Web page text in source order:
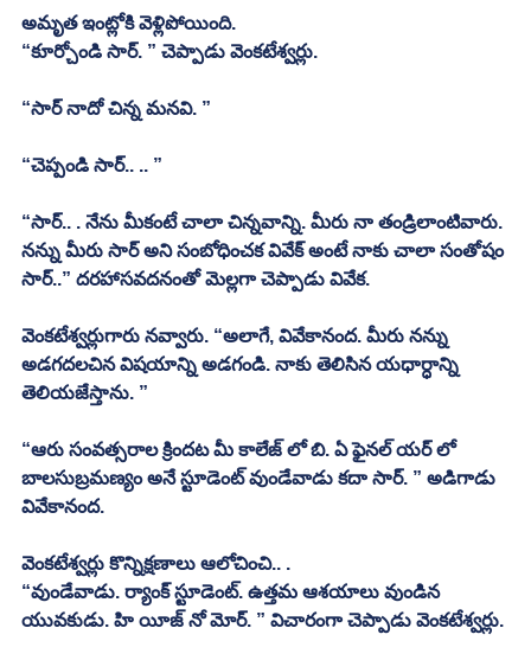
అమృత ఇంట్లోకి వెళ్లిపోయింది.
“కూర్చోండి సార్. ” చెప్పాడు వెంకటేశ్వర్లు.
“సార్ నాదో చిన్న మనవి. ”
“చెప్పండి సార్.. .. ”
“సార్.. . నేను మీకంటే చాలా చిన్నవాన్ని. మీరు నా తండ్రిలాంటివారు.
నన్ను మీరు సార్ అని సంబోధించక వివేక్ అంటే నాకు చాలా సంతోషం
సార్..” దరహాసవదనంతో మెల్లగా చెప్పాడు వివేక.
వెంకటేశ్వర్లుగారు నవ్వారు. “అలాగే, వివేకానంద. మీరు నన్ను
అడగదలచిన విషయాన్ని అడగండి. నాకు తెలిసిన యధార్ధాన్ని
తెలియజేస్తాను. ”
“ఆరు సంవత్సరాల క్రిందట మీ కాలేజ్ లో బి. ఏ ఫైనల్ యర్ లో
బాలసుబ్రమణ్యం అనే స్టూడెంట్ వుండేవాడు కదా సార్. ” అడిగాడు
వివేకానంద.
వెంకటేశ్వర్లు కొన్నిక్షణాలు ఆలోచించి.. .
“వుండేవాడు. ర్యాంక్ స్టూడెంట్. ఉత్తమ ఆశయాలు వుండిన
యువకుడు. హి యీజ్ నో మోర్. ” విచారంగా చెప్పాడు వెంకటేశ్వర్లు.